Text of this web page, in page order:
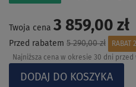
Twoja cena 3 859,00 zł
Przed rabatem 5 290,00 zł
RABAT
Najniższa cena w okresie 30 dni